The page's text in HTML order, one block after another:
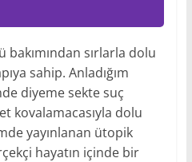
bakımından sırlarla dolu
sahip. Anladığım
diyeme sekte suç
kovalamacasıyla dolu
yayınlanan ütopik
hayatın içinde bir